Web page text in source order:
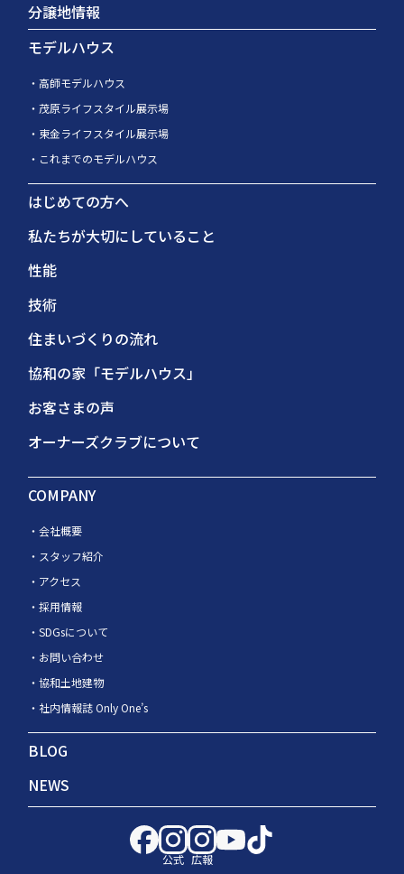
分譲地情報
モデルハウス
高師モデルハウス
茂原ライフスタイル展示場
東金ライフスタイル展示場
これまでのモデルハウス
はじめての方へ
私たちが大切にしていること
性能
技術
住まいづくりの流れ
協和の家「モデルハウス」
お客さまの声
オーナーズクラブについて
COMPANY
会社概要
スタッフ紹介
アクセス
採用情報
SDGsについて
お問い合わせ
協和土地建物
社内情報誌 Only One’s
BLOG
NEWS
公式 広報